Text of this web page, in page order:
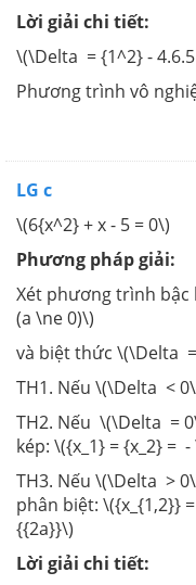
Lời giải chi tiết:
\(\Delta = {1^2} -
Phương trình vô
LG c
\(6{x^2} + x - 5 = 0\)
Phương pháp giải:
Xét phương trình bậc
(a \ne 0)\)
và biệt thức \(\Delta
TH1. Nếu \(\Delta <
TH2. Nếu \(\Delta =
kép: \({x_1} = {x_2} =
TH3. Nếu \(\Delta >
phân biệt: \({x_{1,2}}
{{2a}}\)
Lời giải chi tiết: